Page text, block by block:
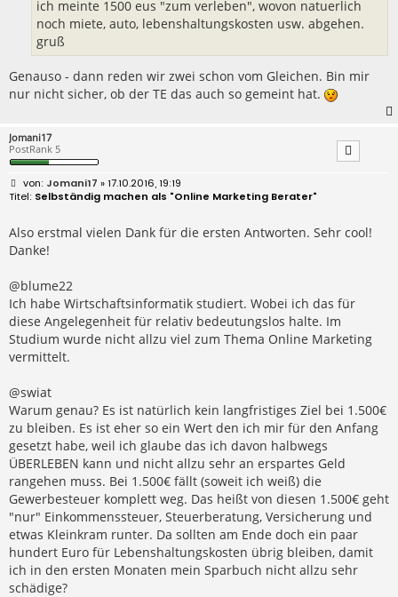
ich meinte 1500 eus "zum verleben", wovon natuerlich
noch miete, auto, lebenshaltungskosten usw. abgehen.
gruß
Genauso - dann reden wir zwei schon vom Gleichen. Bin mir
nur nicht sicher, ob der TE das auch so gemeint hat.
Jomani17
PostRank 5
B
e
r
a
g
Jomani17 » 17.10.2016, 19:19
Selbständig machen als "Online Marketing Berater"
Also erstmal vielen Dank für die ersten Antworten. Sehr cool!
Danke!
@blume22
Ich habe Wirtschaftsinformatik studiert. Wobei ich das für
diese Angelegenheit für relativ bedeutungslos halte. Im
Studium wurde nicht allzu viel zum Thema Online Marketing
vermittelt.
@swiat
Warum genau? Es ist natürlich kein langfristiges Ziel bei 1.500€
zu bleiben. Es ist eher so ein Wert den ich mir für den Anfang
gesetzt habe, weil ich glaube das ich davon halbwegs
ÜBERLEBEN kann und nicht allzu sehr an erspartes Geld
rangehen muss. Bei 1.500€ fällt (soweit ich weiß) die
Gewerbesteuer komplett weg. Das heißt von diesen 1.500€ geht
"nur" Einkommenssteuer, Steuerberatung, Versicherung und
etwas Kleinkram runter. Da sollten am Ende doch ein paar
hundert Euro für Lebenshaltungskosten übrig bleiben, damit
ich in den ersten Monaten mein Sparbuch nicht allzu sehr
schädige?